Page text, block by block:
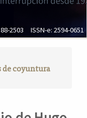
2503 ISSN-e: 2594-0651
de coyuntura